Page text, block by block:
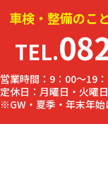
車検・ 整備のこ
TEL.
営業時間：9：00～19
定休日：月曜日・火曜日
※GW・夏季・年末年始